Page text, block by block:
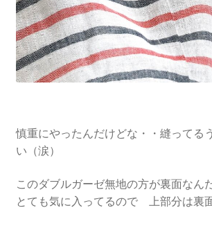
慎重にやったんだけどな・・縫ってる
い（涙）
このダブルガーゼ無地の方が裏面な
とても気に入ってるので 上部分は裏